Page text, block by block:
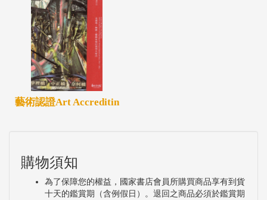
藝術認證Art Accreditin
購物須知
為了保障您的權益，國家書店會員所購買商品享有到貨
十天的鑑賞期（含例假日）。退回之商品必須於鑑賞期